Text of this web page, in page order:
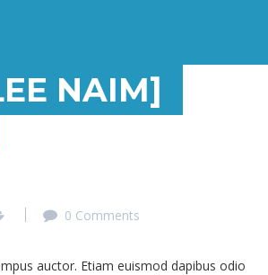
NAIM]
0 Comments
auctor. Etiam euismod dapibus odio